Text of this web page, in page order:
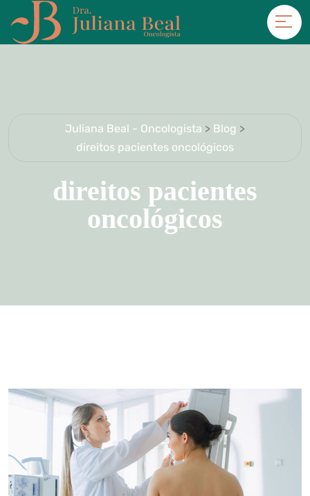
Juliana Beal - Oncologista > Blog >
direitos pacientes oncológicos
direitos pacientes
oncológicos